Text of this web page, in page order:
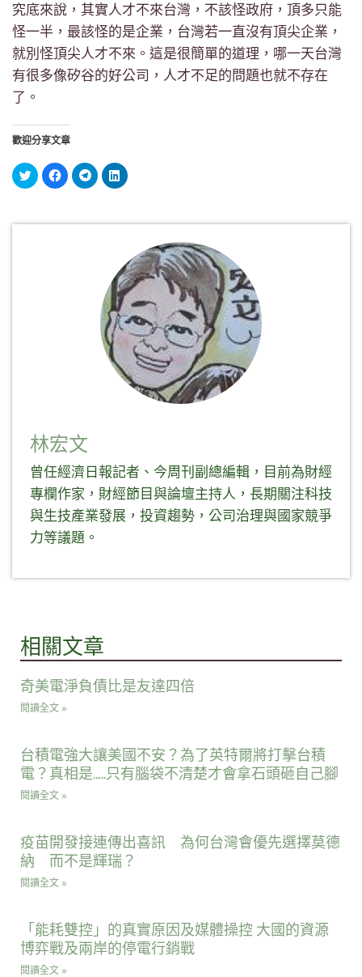
究底來說，其實人才不來台灣，不該怪政府，頂多只能
怪一半，最該怪的是企業，台灣若一直沒有頂尖企業，
就別怪頂尖人才不來。這是很簡單的道理，哪一天台灣
有很多像矽谷的好公司，人才不足的問題也就不存在
了。
歡迎分享文章
分
享
視
按
一
享
按
一
享
啟)
分
享
視
啟)
林宏文
曾任經濟日報記者、今周刊副總編輯，目前為財經
專欄作家，財經節目與論壇主持人，長期關注科技
與生技產業發展，投資趨勢，公司治理與國家競爭
力等議題。
相關文章
奇美電淨負債比是友達四倍
閱讀全文 »
台積電強大讓美國不安？為了英特爾將打擊台積
電？真相是…..只有腦袋不清楚才會拿石頭砸自己腳
閱讀全文 »
疫苗開發接連傳出喜訊 為何台灣會優先選擇莫德
納 而不是輝瑞？
閱讀全文 »
「能耗雙控」的真實原因及媒體操控 大國的資源
博弈戰及兩岸的停電行銷戰
閱讀全文 »